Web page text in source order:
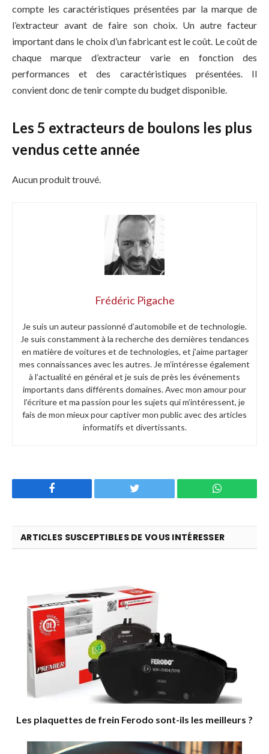
compte les caractéristiques présentées par la marque de
l’extracteur avant de faire son choix. Un autre facteur
important dans le choix d’un fabricant est le coût. Le coût de
chaque marque d’extracteur varie en fonction des
performances et des caractéristiques présentées. Il
convient donc de tenir compte du budget disponible.
Les 5 extracteurs de boulons les plus
vendus cette année
Aucun produit trouvé.
Frédéric Pigache
Je suis un auteur passionné d’automobile et de technologie.
Je suis constamment à la recherche des dernières tendances
en matière de voitures et de technologies, et j’aime partager
mes connaissances avec les autres. Je m’intéresse également
à l’actualité en général et je suis de près les événements
importants dans différents domaines. Avec mon amour pour
l’écriture et ma passion pour les sujets qui m’intéressent, je
fais de mon mieux pour captiver mon public avec des articles
informatifs et divertissants.
Twitter WhatsApp
ARTICLES SUSCEPTIBLES DE VOUS INTÉRESSER
Les plaquettes de frein Ferodo sont-ils les meilleurs ?